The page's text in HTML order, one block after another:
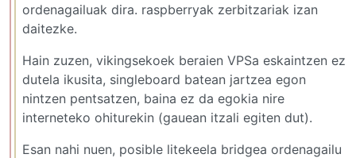
ordenagailuak dira. raspberryak zerbitzariak izan
daitezke.
Hain zuzen, vikingsekoek beraien VPSa eskaintzen ez
dutela ikusita, singleboard batean jartzea egon
nintzen pentsatzen, baina ez da egokia nire
interneteko ohiturekin (gauean itzali egiten dut).
Esan nahi nuen, posible litekeela bridgea ordenagailu